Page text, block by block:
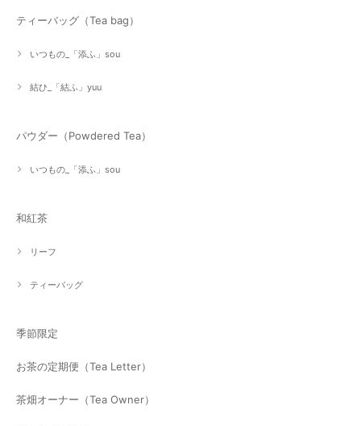
ティーバッグ（Tea bag）
いつもの_「添ふ」sou
結ひ_「結ふ」yuu
パウダー（Powdered Tea）
いつもの_「添ふ」sou
和紅茶
リーフ
ティーバッグ
季節限定
お茶の定期便（Tea Letter）
茶畑オーナー（Tea Owner）